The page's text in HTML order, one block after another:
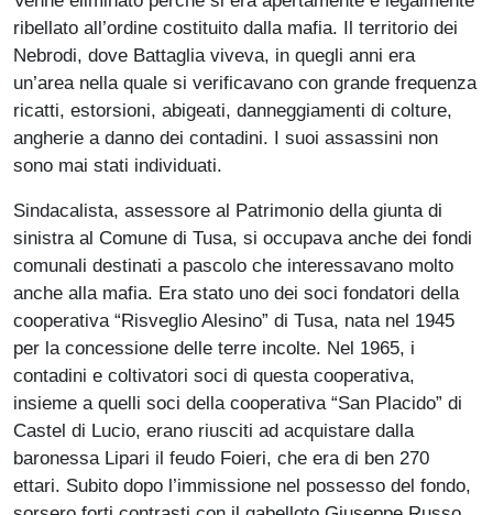
ribellato all’ordine costituito dalla mafia. Il territorio dei
Nebrodi, dove Battaglia viveva, in quegli anni era
un’area nella quale si verificavano con grande frequenza
ricatti, estorsioni, abigeati, danneggiamenti di colture,
angherie a danno dei contadini. I suoi assassini non
sono mai stati individuati.
Sindacalista, assessore al Patrimonio della giunta di
sinistra al Comune di Tusa, si occupava anche dei fondi
comunali destinati a pascolo che interessavano molto
anche alla mafia. Era stato uno dei soci fondatori della
cooperativa “Risveglio Alesino” di Tusa, nata nel 1945
per la concessione delle terre incolte. Nel 1965, i
contadini e coltivatori soci di questa cooperativa,
insieme a quelli soci della cooperativa “San Placido” di
Castel di Lucio, erano riusciti ad acquistare dalla
baronessa Lipari il feudo Foieri, che era di ben 270
ettari. Subito dopo l’immissione nel possesso del fondo,